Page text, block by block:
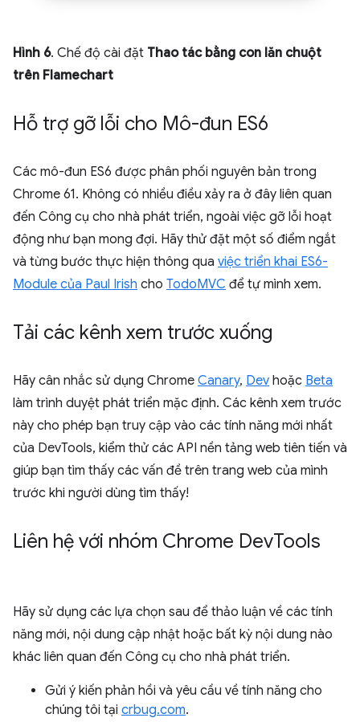
Hình 6. Chế độ cài đặt Thao tác bằng con lăn chuột
trên Flamechart
Hỗ trợ gỡ lỗi cho Mô-đun ES6
Các mô-đun ES6 được phân phối nguyên bản trong
Chrome 61. Không có nhiều điều xảy ra ở đây liên quan
đến Công cụ cho nhà phát triển, ngoài việc gỡ lỗi hoạt
động như bạn mong đợi. Hãy thử đặt một số điểm ngắt
và từng bước thực hiện thông qua việc triển khai ES6-
Module của Paul Irish cho TodoMVC để tự mình xem.
Tải các kênh xem trước xuống
Hãy cân nhắc sử dụng Chrome Canary, Dev hoặc Beta
làm trình duyệt phát triển mặc định. Các kênh xem trước
này cho phép bạn truy cập vào các tính năng mới nhất
của DevTools, kiểm thử các API nền tảng web tiên tiến và
giúp bạn tìm thấy các vấn đề trên trang web của mình
trước khi người dùng tìm thấy!
Liên hệ với nhóm Chrome DevTools
Hãy sử dụng các lựa chọn sau để thảo luận về các tính
năng mới, nội dung cập nhật hoặc bất kỳ nội dung nào
khác liên quan đến Công cụ cho nhà phát triển.
Gửi ý kiến phản hồi và yêu cầu về tính năng cho
chúng tôi tại crbug.com.